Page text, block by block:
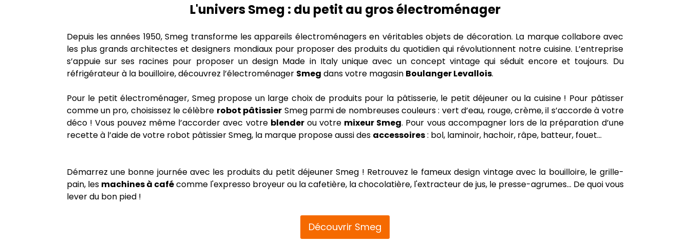
L'univers Smeg : du petit au gros électroménager
Depuis les années 1950, Smeg transforme les appareils électroménagers en véritables objets de décoration. La marque collabore avec
les plus grands architectes et designers mondiaux pour proposer des produits du quotidien qui révolutionnent notre cuisine. L’entreprise
s’appuie sur ses racines pour proposer un design Made in Italy unique avec un concept vintage qui séduit encore et toujours. Du
réfrigérateur à la bouilloire, découvrez l’électroménager Smeg dans votre magasin Boulanger Levallois.
Pour le petit électroménager, Smeg propose un large choix de produits pour la pâtisserie, le petit déjeuner ou la cuisine ! Pour pâtisser
comme un pro, choisissez le célèbre robot pâtissier Smeg parmi de nombreuses couleurs : vert d’eau, rouge, crème, il s’accorde à votre
déco ! Vous pouvez même l’accorder avec votre blenderou votre mixeur Smeg. Pour vous accompagner lors de la préparation d’une
recette à l’aide de votre robot pâtissier Smeg, la marque propose aussi des accessoires: bol, laminoir, hachoir, râpe, batteur, fouet…
Démarrez une bonne journée avec les produits du petit déjeuner Smeg ! Retrouvez le fameux design vintage avec la bouilloire, le grille-
pain, les machines à cafécomme l'expresso broyeur ou la cafetière, la chocolatière, l'extracteur de jus, le presse-agrumes... De quoi vous
lever du bon pied !
Découvrir Smeg